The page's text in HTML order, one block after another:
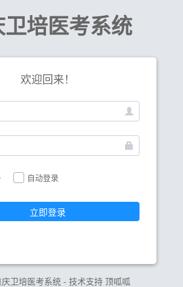
卫培医考系统
欢迎回来！
自动登录
立即登录
卫培医考系统 - 技术支持 顶呱呱